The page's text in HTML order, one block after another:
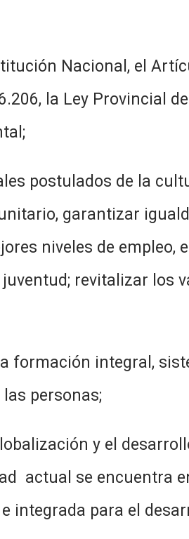
el
la Ley Provincial
de la
garantizar
niveles de empleo,
revitalizar los
integral,
personas;
y el desarrollo
actual se encuentra
integrada para el